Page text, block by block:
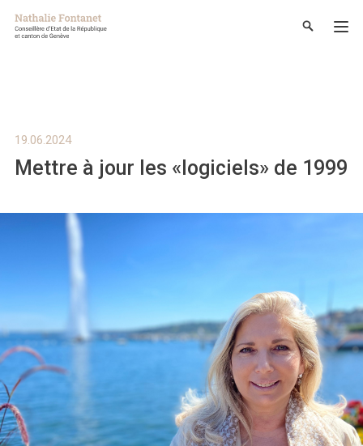
19.06.2024
Mettre à jour les «logiciels» de 1999